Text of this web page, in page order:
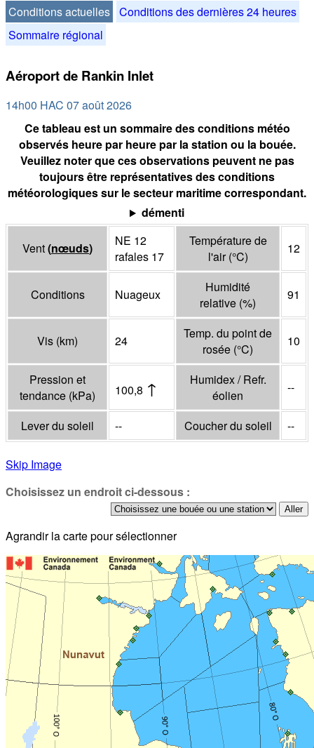
Conditions actuelles Conditions des dernières 24 heures
Sommaire régional
Aéroport de Rankin Inlet
14h00 HAC 07 août 2026
Ce tableau est un sommaire des conditions météo
observés heure par heure par la station ou la bouée.
Veuillez noter que ces observations peuvent ne pas
toujours être représentatives des conditions
météorologiques sur le secteur maritime correspondant.
démenti
Vent(nœuds)
NE 12
rafales 17
Température de
l'air(°C)
12
Conditions Nuageux
Humidité
relative (%)
91
Vis (km) 24
Temp. du point de
rosée (°C)
10
Pression et
tendance (kPa) 100,8 ↑
Humidex / Refr.
éolien
--
Lever du soleil -- Coucher du soleil --
Skip Image
Choisissez un endroit ci-dessous :
Agrandir la carte pour sélectionner